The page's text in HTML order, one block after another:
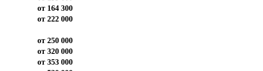
от 164 300
от 222 000
от 250 000
от 320 000
от 353 000